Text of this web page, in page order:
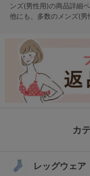
ンズ(男性用)の商品詳細ペ
他にも、多数の メンズ(男
カ
レッグウェア